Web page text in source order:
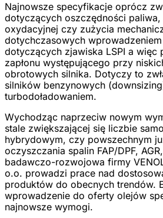
Najnowsze specyfikacje oprócz
dotyczących oszczędności paliwa,
oxydacyjnej czy zużycia
dotychczasowych
dotyczących zjawiska LSPI a więc
zapłonu występującego przy
obrotowych silnika. Dotyczy to
silników benzynowych
turbodoładowaniem.
Wychodząc naprzeciw nowym
stale zwiększającej się liczbie
hybrydowym, czy powszechnym
oczyszczania spalin FAP/DPF,
badawczo-rozwojowa firmy
o.o. prowadzi prace nad
produktów do obecnych trendów.
wprowadzenie do oferty olejów
najnowsze wymogi.